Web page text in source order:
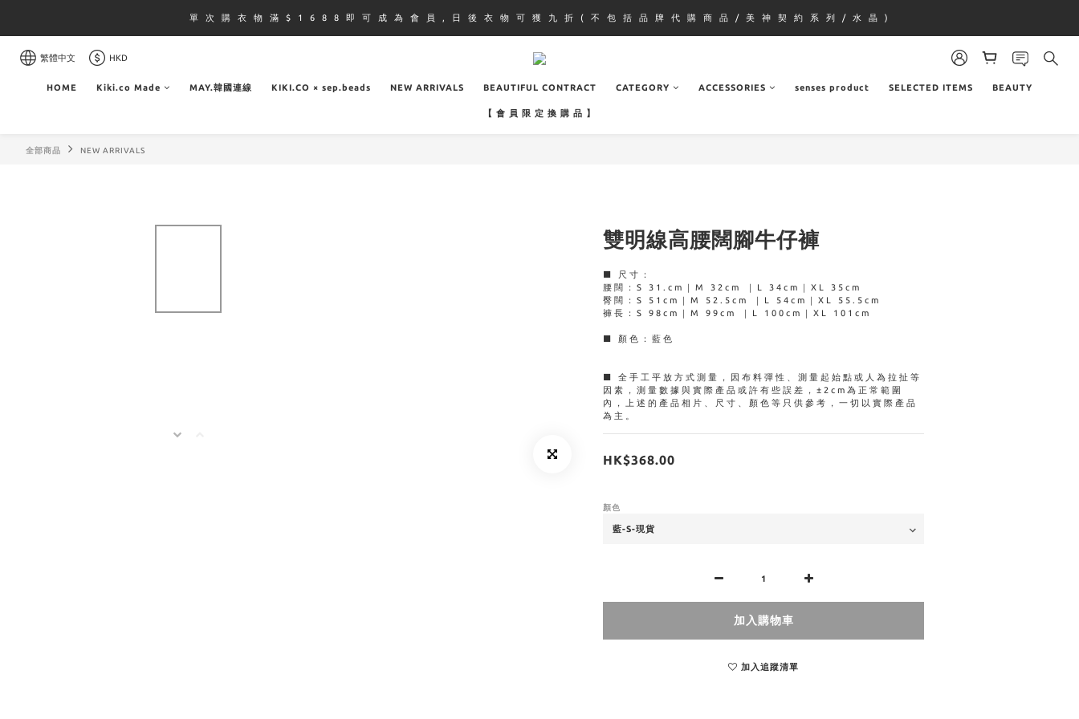
單 次 購 衣 物 滿 $ 1 6 8 8 即 可 成 為 會 員 , 日 後 衣 物 可 獲 九 折 ( 不 包 括 品 牌 代 購 商 品 / 美 神 契 約 系 列 / 水 晶 )
繁體中文 HKD
HOME Kiki.co Made MAY.韓國連線 KIKI.CO × sep.beads NEW ARRIVALS BEAUTIFUL CONTRACT CATEGORY ACCESSORIES senses product SELECTED ITEMS BEAUTY
【 會 員 限 定 換 購 品 】
全部商品 NEW ARRIVALS
雙明線高腰闊腳牛仔褲
■ 尺寸：
腰闊：S 31.cm｜M 32cm ｜L 34cm｜XL 35cm
臀闊：S 51cm｜M 52.5cm ｜L 54cm｜XL 55.5cm
褲長：S 98cm｜M 99cm ｜L 100cm｜XL 101cm
■ 顏色：藍色
■ 全手工平放方式測量，因布料彈性、測量起始點或人為拉扯等
因素，測量數據與實際產品或許有些誤差，±2cm為正常範圍
內，上述的產品相片、尺寸、顏色等只供參考，一切以實際產品
為主。
HK$368.00
顏色
加入購物車
加入追蹤清單